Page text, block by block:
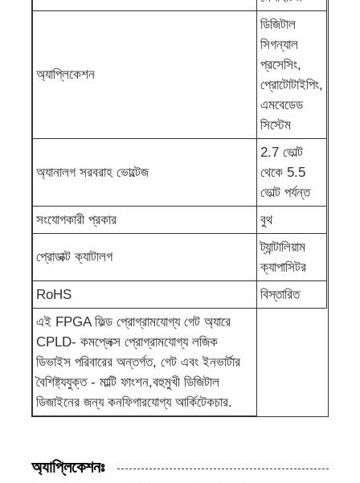
SRAM চিপ
UART IC
এডিসি ডিএসি
আরএফ ইন্টিগ্রেটেড সার্কিট
অ্যাপ্লিকেশন
ডিজিটাল
সিগন্যাল
প্রসেসিং,
প্রোটোটাইপিং,
এমবেডেড
সিস্টেম
অ্যানালগ সরবরাহ ভোল্টেজ
2.7 ভোল্ট
থেকে 5.5
ভোল্ট পর্যন্ত
সংযোগকারী প্রকার
বুথ
প্রোডাক্ট ক্যাটালগ
ট্যান্টালিয়াম
ক্যাপাসিটর
RoHS
বিস্তারিত
এই FPGA ফিল্ড প্রোগ্রামযোগ্য গেট অ্যারে
CPLD- কমপ্লেক্স প্রোগ্রামযোগ্য লজিক
ডিভাইস পরিবারের অন্তর্গত, গেট এবং ইনভার্টার
বৈশিষ্ট্যযুক্ত - মাল্টি ফাংশন,বহুমুখী ডিজিটাল
ডিজাইনের জন্য কনফিগারযোগ্য আর্কিটেকচার.
অ্যাপ্লিকেশনঃ